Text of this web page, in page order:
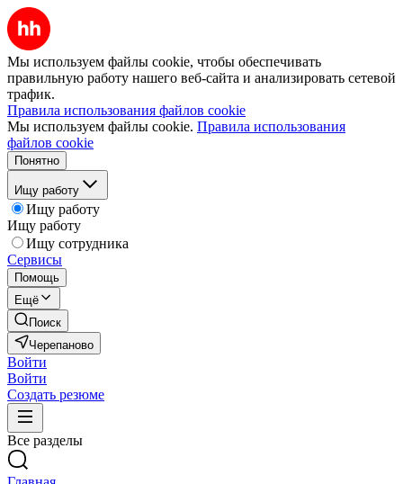
Мы используем файлы cookie, чтобы обеспечивать
правильную работу нашего веб-сайта и анализировать сетевой
трафик.
Правила использования файлов cookie
Мы используем файлы cookie. Правила использования
файлов cookie
Понятно
Ищу работу
Ищу работу
Ищу работу
Ищу сотрудника
Сервисы
Помощь
Ещё
Поиск
Черепаново
Войти
Войти
Создать резюме
Все разделы